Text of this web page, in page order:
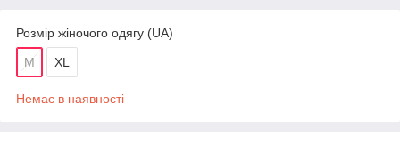
Розмір жіночого одягу (UA)
M XL
Немає в наявності